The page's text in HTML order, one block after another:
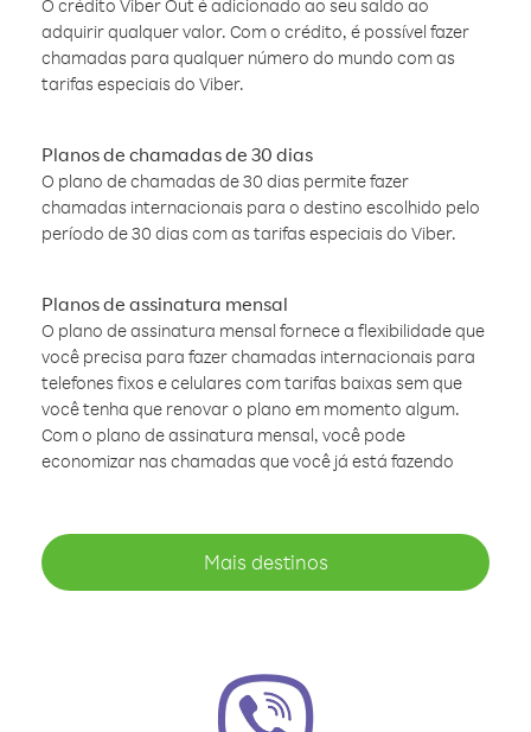
O crédito Viber Out é adicionado ao seu saldo ao
adquirir qualquer valor. Com o crédito, é possível fazer
chamadas para qualquer número do mundo com as
tarifas especiais do Viber.
Planos de chamadas de 30 dias
O plano de chamadas de 30 dias permite fazer
chamadas internacionais para o destino escolhido pelo
período de 30 dias com as tarifas especiais do Viber.
Planos de assinatura mensal
O plano de assinatura mensal fornece a flexibilidade que
você precisa para fazer chamadas internacionais para
telefones fixos e celulares com tarifas baixas sem que
você tenha que renovar o plano em momento algum.
Com o plano de assinatura mensal, você pode
economizar nas chamadas que você já está fazendo
Mais destinos